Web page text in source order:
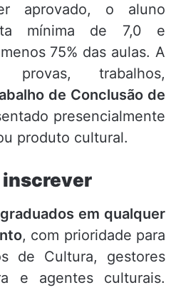
aprovado, o aluno
mínima de 7,0 e
75% das aulas. A
provas, trabalhos,
de Conclusão de
presencialmente
produto cultural.
inscrever
graduados em qualquer
, com prioridade para
de Cultura, gestores
e agentes culturais.